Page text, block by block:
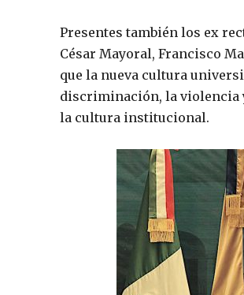
Presentes también los ex
César Mayoral, Francisco
que la nueva cultura
discriminación, la violencia
la cultura institucional.